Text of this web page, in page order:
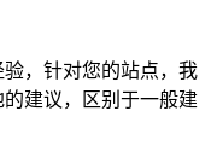
，针对您的站点，我
建议，区别于一般建